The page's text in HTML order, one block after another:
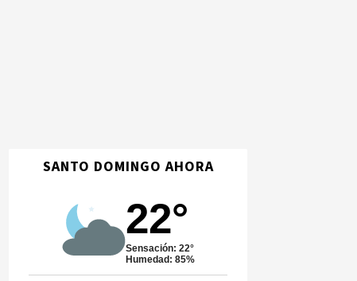
SANTO DOMINGO AHORA
22°
Sensación: 22°
Humedad: 85%